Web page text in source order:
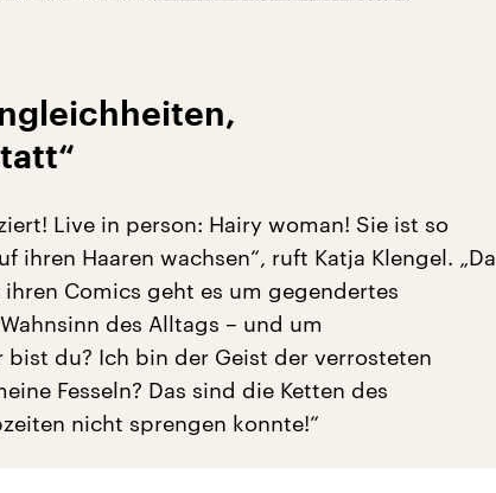
Live in person: Hairy woman! Sie ist so
ihren Haaren wachsen“, ruft Katja Klengel. „Da
ihren Comics geht es um gegendertes
des Alltags – und um
bist du? Ich bin der Geist der verrosteten
Fesseln? Das sind die Ketten des
nicht sprengen konnte!“